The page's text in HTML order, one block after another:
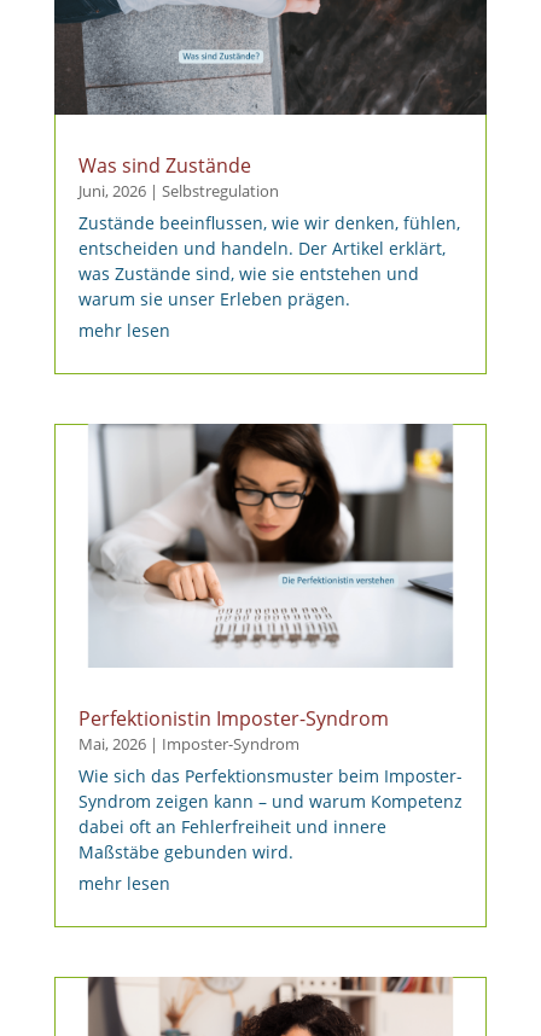
Was sind Zustände
Juni, 2026| Selbstregulation
Zustände beeinflussen, wie wir denken, fühlen,
entscheiden und handeln. Der Artikel erklärt,
was Zustände sind, wie sie entstehen und
warum sie unser Erleben prägen.
mehr lesen
Perfektionistin Imposter-Syndrom
Mai, 2026| Imposter-Syndrom
Wie sich das Perfektionsmuster beim Imposter-
Syndrom zeigen kann – und warum Kompetenz
dabei oft an Fehlerfreiheit und innere
Maßstäbe gebunden wird.
mehr lesen